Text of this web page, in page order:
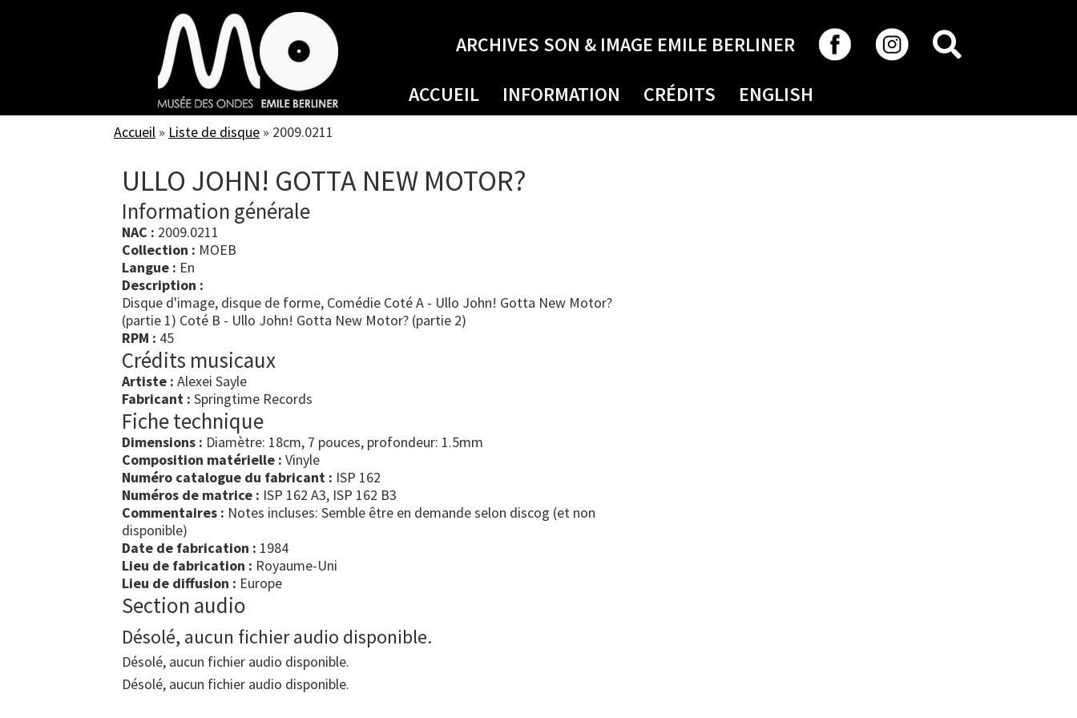
ARCHIVES SON & IMAGE EMILE BERLINER
ACCUEIL INFORMATION CRÉDITS ENGLISH
Accueil » Liste de disque » 2009.0211
ULLO JOHN! GOTTA NEW MOTOR?
Information générale
NAC : 2009.0211
Collection : MOEB
Langue : En
Description :
Disque d'image, disque de forme, Comédie Coté A - Ullo John! Gotta New Motor?
(partie 1) Coté B - Ullo John! Gotta New Motor? (partie 2)
RPM : 45
Crédits musicaux
Artiste : Alexei Sayle
Fabricant : Springtime Records
Fiche technique
Dimensions : Diamètre: 18cm, 7 pouces, profondeur: 1.5mm
Composition matérielle : Vinyle
Numéro catalogue du fabricant : ISP 162
Numéros de matrice : ISP 162 A3, ISP 162 B3
Commentaires : Notes incluses: Semble être en demande selon discog (et non
disponible)
Date de fabrication : 1984
Lieu de fabrication : Royaume-Uni
Lieu de diffusion : Europe
Section audio
Désolé, aucun fichier audio disponible.
Désolé, aucun fichier audio disponible.
Désolé, aucun fichier audio disponible.